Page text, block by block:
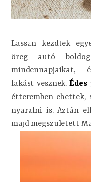
Lassan kezdtek
öreg autó
mindennapjaikat,
lakást vesznek.
étteremben ehettek,
nyaralni is. Aztán
majd megszületett